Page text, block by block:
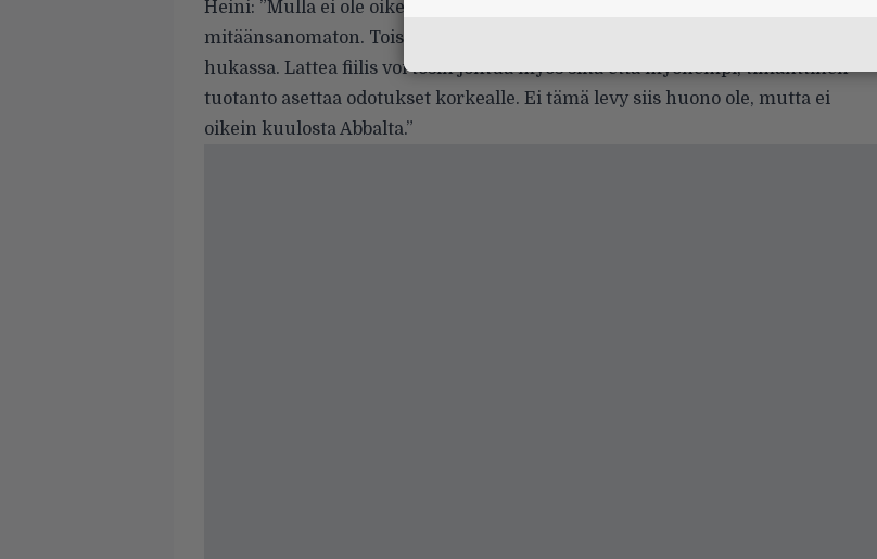
Heini: ”Mulla ei ole oikeastaan mitään sanottavaa tästä levystä, tämä on aika
mitäänsanomaton. Toisaalta kyseessä on eka levy, jossa oma ääni on vielä
hukassa. Lattea fiilis voi tosin johtua myös siitä että myöhempi, timanttinen
tuotanto asettaa odotukset korkealle. Ei tämä levy siis huono ole, mutta ei
oikein kuulosta Abbalta.”